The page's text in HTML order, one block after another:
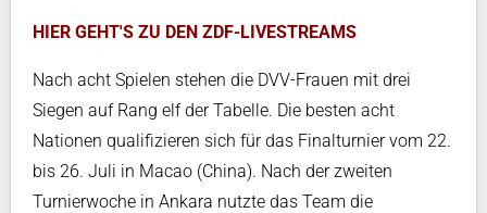
HIER GEHT'S ZU DEN ZDF-LIVESTREAMS
Nach acht Spielen stehen die DVV-Frauen mit drei
Siegen auf Rang elf der Tabelle. Die besten acht
Nationen qualifizieren sich für das Finalturnier vom 22.
bis 26. Juli in Macao (China). Nach der zweiten
Turnierwoche in Ankara nutzte das Team die